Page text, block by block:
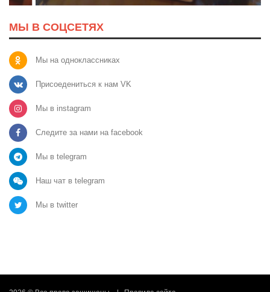
МЫ В СОЦСЕТЯХ
Мы на одноклассниках
Присоедениться к нам VK
Мы в instagram
Следите за нами на facebook
Мы в telegram
Наш чат в telegram
Мы в twitter